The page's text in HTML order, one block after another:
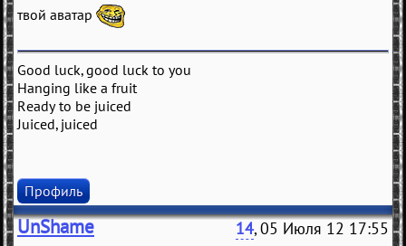
твой аватар
Good luck, good luck to you
Hanging like a fruit
Ready to be juiced
Juiced, juiced
Профиль
UnShame 14, 05 Июля 12 17:55